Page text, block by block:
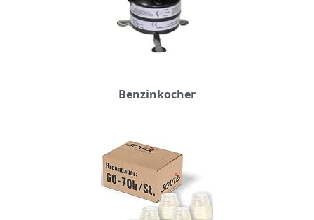
Benzinkocher